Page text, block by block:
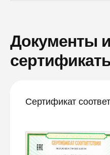
Документы и
Сертификат